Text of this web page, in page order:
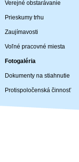
Verejné obstarávanie
Prieskumy trhu
Zaujímavosti
Voľné pracovné miesta
Fotogaléria
Dokumenty na stiahnutie
Protispoločenská činnosť